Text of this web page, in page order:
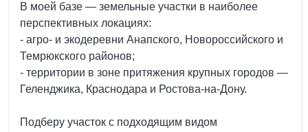
В моей базе — земельные участки в наиболее
перспективных локациях:
- агро‑ и экодеревни Анапского, Новороссийского и
Темрюкского районов;
- территории в зоне притяжения крупных городов —
Геленджика, Краснодара и Ростова‑на‑Дону.
Подберу участок с подходящим видом